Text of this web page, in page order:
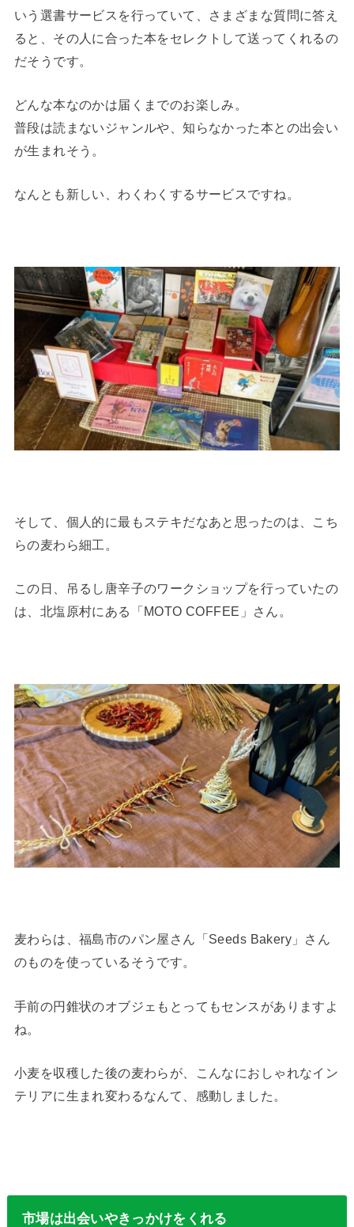
いう選書サービスを行っていて、さまざまな質問に答え
ると、その人に合った本をセレクトして送ってくれるの
だそうです。
どんな本なのかは届くまでのお楽しみ。
普段は読まないジャンルや、知らなかった本との出会い
が生まれそう。
なんとも新しい、わくわくするサービスですね。
そして、個人的に最もステキだなあと思ったのは、こち
らの麦わら細工。
この日、吊るし唐辛子のワークショップを行っていたの
は、北塩原村にある「MOTO COFFEE」さん。
麦わらは、福島市のパン屋さん「Seeds Bakery」さん
のものを使っているそうです。
手前の円錐状のオブジェもとってもセンスがありますよ
ね。
小麦を収穫した後の麦わらが、こんなにおしゃれなイン
テリアに生まれ変わるなんて、感動しました。
市場は出会いやきっかけをくれる